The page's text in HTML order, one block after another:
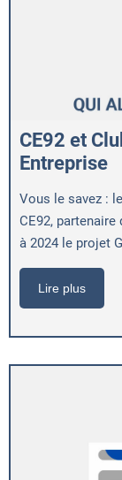
CE92 et
Entreprise
Vous le savez :
CE92, partenaire
à 2024 le projet
Lire plus